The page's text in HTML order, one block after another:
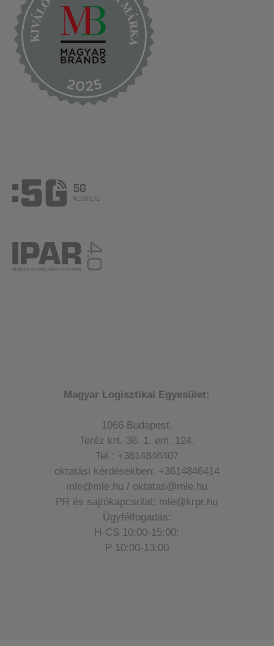
Magyar Logisztikai Egyesület:
1066 Budapest,
Teréz krt. 38. 1. em. 124.
Tel.: +3614846407
oktatási kérdésekben: +3614846414
mle@mle.hu / oktatas@mle.hu
PR és sajtókapcsolat: mle@krpr.hu
Ügyfélfogadás:
H-CS 10:00-15:00;
P 10:00-13:00